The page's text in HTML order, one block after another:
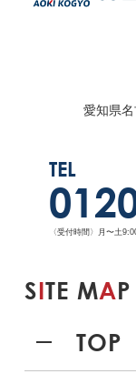
愛知県
TEL
〈受付時間〉月〜土
SITE MAP
TOP